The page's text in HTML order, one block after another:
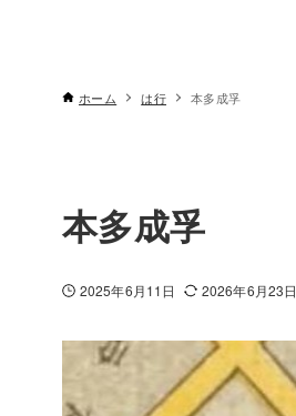
ホーム は行 本多成孚
本多成孚
2025年6月11日 2026年6月23日